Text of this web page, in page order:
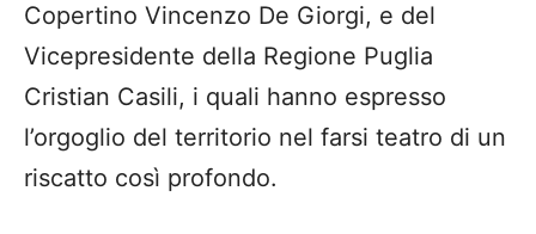
Copertino Vincenzo De Giorgi, e del
Vicepresidente della Regione Puglia
Cristian Casili, i quali hanno espresso
l’orgoglio del territorio nel farsi teatro di un
riscatto così profondo.